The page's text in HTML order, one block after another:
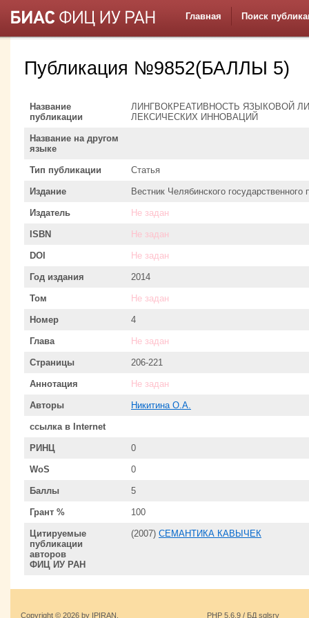
Главная Поиск
Публикация №9852(БАЛЛЫ 5)
Название
публикации
ЛИНГВОКРЕАТИВНОСТЬ ЯЗЫКОВОЙ
ЛЕКСИЧЕСКИХ ИННОВАЦИЙ
Название на другом
языке
Тип публикации Статья
Издание Вестник Челябинского государственного
Издатель Не задан
ISBN Не задан
DOI Не задан
Год издания 2014
Том Не задан
Номер 4
Глава Не задан
Страницы 206-221
Аннотация Не задан
Авторы Никитина О.А.
ссылка в Internet
РИНЦ 0
WoS 0
Баллы 5
Грант % 100
Цитируемые
публикации
авторов
ФИЦ ИУ РАН
(2007) СЕМАНТИКА КАВЫЧЕК
Copyright © 2026 by IPIRAN.
PHP 5.6.9 / БД sqlsrv